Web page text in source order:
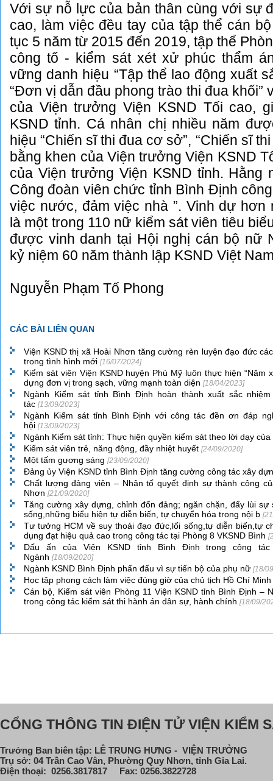
Với sự nỗ lực của bản thân cùng với sự
cao, làm việc đều tay của tập thể cán
tục 5 năm từ 2015 đến 2019, tập thể
công tố - kiểm sát xét xử phúc thẩm
vững danh hiệu “Tập thể lao động xuất
“Đơn vị dẫn đầu phong trào thi đua khối”
của Viện trưởng Viện KSND Tối cao,
KSND tỉnh. Cá nhân chị nhiều năm
hiệu “Chiến sĩ thi đua cơ sở”, “Chiến sĩ
bằng khen của Viện trưởng Viện KSND
của Viện trưởng Viện KSND tỉnh. Hằng
Công đoàn viên chức tỉnh Bình Định
việc nước, đảm việc nhà ”. Vinh dự hơn
là một trong 110 nữ kiểm sát viên tiêu
được vinh danh tại Hội nghị cán bộ nữ
kỷ niệm 60 năm thành lập KSND Việt
Nguyễn Phạm Tố Phong
CÁC BÀI LIÊN QUAN
Viện KSND thị xã Hoài Nhơn tăng cường rèn luyện đạo đức
trong tình hình mới [16/07/2024]
Kiểm sát viên Viện KSND huyện Phù Mỹ luôn thực hiện “Năm
dựng đơn vị trong sạch, vững mạnh toàn diện [18/04/2023]
Ngành Kiểm sát tỉnh Bình Định hoàn thành xuất sắc
tác [13/09/2023]
Ngành Kiểm sát tỉnh Bình Định với công tác đền ơn đáp
hội [13/09/2023]
Ngành Kiểm sát tỉnh: Thực hiện quyền kiểm sát theo lời dạy
Kiểm sát viên trẻ, năng động, đầy nhiệt huyết [24/09/2020]
Một tấm gương sáng [23/09/2020]
Đảng ủy Viện KSND tỉnh Bình Định tăng cường công tác xây
Chất lượng đảng viên – Nhân tố quyết định sự thành công
Nhơn [21/09/2020]
Tăng cường xây dựng, chỉnh đốn đảng; ngăn chặn, đẩy lùi sự
sống,những biểu hiện tự diễn biến, tự chuyển hóa trong nội b
Tư tưởng HCM về suy thoái đạo đức,lối sống,tự diễn biến,tự
dụng đạt hiệu quả cao trong công tác tại Phòng 8 VKSND Bình
Dấu ấn của Viện KSND tỉnh Bình Định trong công
Ngành [18/09/2020]
Ngành KSND Bình Định phấn đấu vì sự tiến bộ của phụ nữ [18/
Học tập phong cách làm việc đúng giờ của chủ tịch Hồ Chí Minh
Cán bộ, Kiểm sát viên Phòng 11 Viện KSND tỉnh Bình Định –
trong công tác kiểm sát thi hành án dân sự, hành chính [18/09/
CỔNG THÔNG TIN ĐIỆN TỬ VIỆN KIỂM
Trưởng Ban biên tập: LÊ TRUNG HƯNG - VIỆN TRƯỞNG
Trụ sở: 04 Trần Cao Vân, Phường Quy Nhơn, tỉnh Gia Lai.
Điện thoại: 0256.3817817 Fax: 0256.3822728